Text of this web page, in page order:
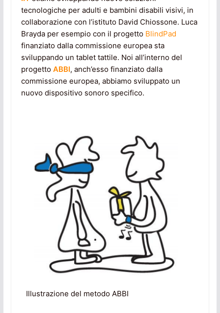
tecnologiche per adulti e bambini disabili visivi, in
collaborazione con l’istituto David Chiossone. Luca
Brayda per esempio con il progetto BlindPad
finanziato dalla commissione europea sta
sviluppando un tablet tattile. Noi all’interno del
progetto ABBI, anch’esso finanziato dalla
commissione europea, abbiamo sviluppato un
nuovo dispositivo sonoro specifico.
Illustrazione del metodo ABBI